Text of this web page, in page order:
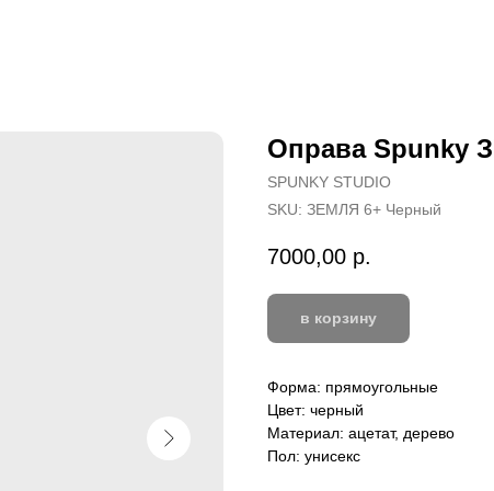
Оправа Spunky
SPUNKY STUDIO
SKU: ЗЕМЛЯ 6+ Черный
7000,00 р.
в корзину
Форма: прямоугольные
Цвет: черный
Материал: ацетат, дерево
Пол: унисекс